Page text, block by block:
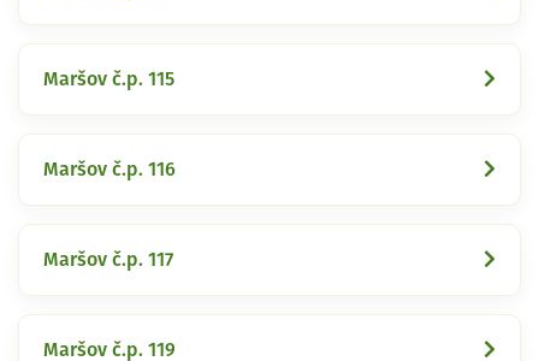
Maršov č.p. 115
Maršov č.p. 116
Maršov č.p. 117
Maršov č.p. 119